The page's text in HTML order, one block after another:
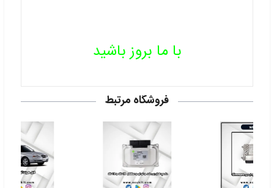
با ما بروز باشید
فروشگاه مرتبط